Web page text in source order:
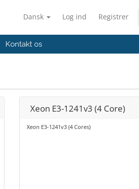
Dansk Log ind Registrer
Kontakt os
Xeon E3-1241v3 (4 Core)
Xeon E3-1241v3 (4 Cores)